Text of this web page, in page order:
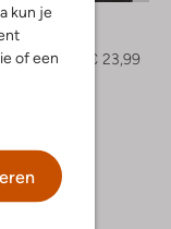
kun je
of een
Moves
€ 39,95
€ 23,99